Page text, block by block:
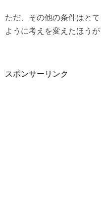
ただ、その他の条件はと
ように考えを変えたほうが
スポンサーリンク